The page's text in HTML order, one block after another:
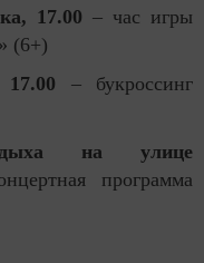
17.00 – час игры
(6+)
–
букроссинг
на улице
программа